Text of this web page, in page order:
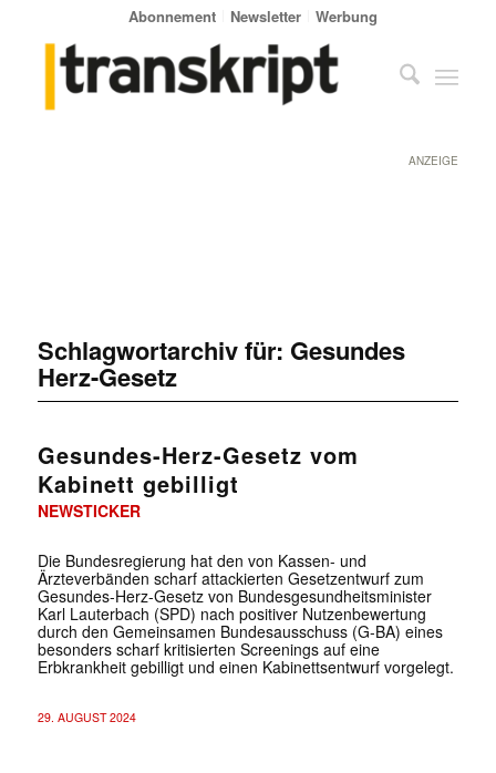
Abonnement Newsletter Werbung
ANZEIGE
Schlagwortarchiv für: Gesundes
Herz-Gesetz
Gesundes-Herz-Gesetz vom
Kabinett gebilligt
NEWSTICKER
Die Bundesregierung hat den von Kassen- und
Ärzteverbänden scharf attackierten Gesetzentwurf zum
Gesundes-Herz-Gesetz von Bundesgesundheitsminister
Karl Lauterbach (SPD) nach positiver Nutzenbewertung
durch den Gemeinsamen Bundesausschuss (G-BA) eines
besonders scharf kritisierten Screenings auf eine
Erbkrankheit gebilligt und einen Kabinettsentwurf vorgelegt.
29. AUGUST 2024